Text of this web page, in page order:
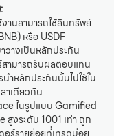
งานสามารถใช้สินทรัพย์
หรือ USDF
างเป็นหลักประกัน
สามารถรับผลตอบแทน
ำหลักประกันนั้นไปใช้ใน
าเดียวกัน
ในรูปแบบ Gamified
งระดับ 1001 เท่า ถูก